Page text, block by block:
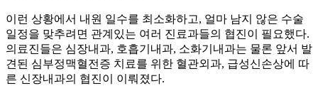
이런 상황에서 내원 일수를 최소화하고, 얼마 남지 않은 수술
일정을 맞추려면 관계있는 여러 진료과들의 협진이 필요했다.
의료진들은 심장내과, 호흡기내과, 소화기내과는 물론 앞서 발
견된 심부정맥혈전증 치료를 위한 혈관외과, 급성신손상에 따
른 신장내과의 협진이 이뤄졌다.